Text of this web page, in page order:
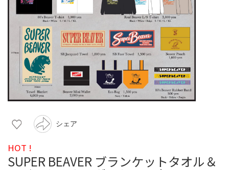
シェア
HOT !
SUPER BEAVER ブランケットタオル＆